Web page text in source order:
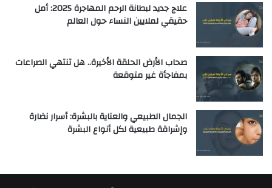
علاج جديد لبطانة الرحم المهاجرة 2025: أمل
حقيقي لملايين النساء حول العالم
صحاب الأرض الحلقة الأخيرة.. هل تنتهي الصراعات
بمفاجأة غير متوقعة
الجمال الطبيعي والعناية بالبشرة: أسرار نضارة
وإشراقة طبيعية لكل أنواع البشرة